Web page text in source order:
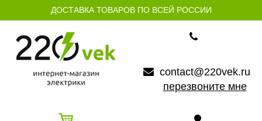
ДОСТАВКА ТОВАРОВ ПО ВСЕЙ РОССИИ
contact@220vek.ru
перезвоните мне